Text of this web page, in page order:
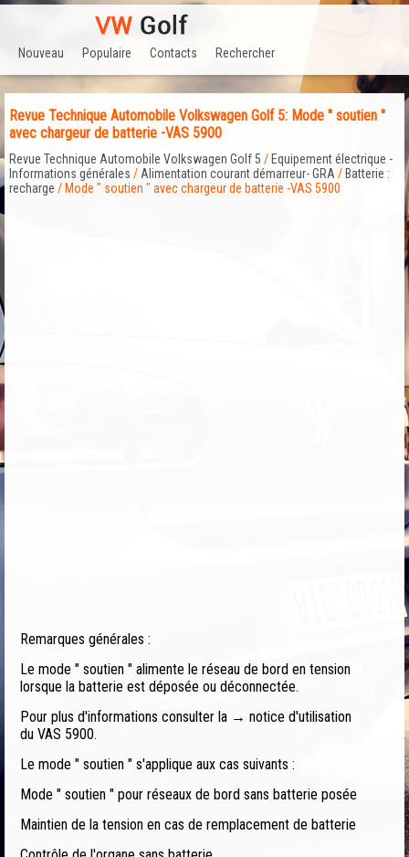
Nouveau Populaire Contacts Rechercher
Revue Technique Automobile Volkswagen Golf 5: Mode " soutien "
avec chargeur de batterie -VAS 5900
Revue Technique Automobile Volkswagen Golf 5 / Equipement électrique -
Informations générales /Alimentation courant démarreur- GRA/ Batterie :
recharge / Mode " soutien " avec chargeur de batterie -VAS 5900
Remarques générales :
Le mode " soutien " alimente le réseau de bord en tension
lorsque la batterie est déposée ou déconnectée.
Pour plus d'informations consulter la → notice d'utilisation
du VAS 5900.
Le mode " soutien " s'applique aux cas suivants :
Mode " soutien " pour réseaux de bord sans batterie posée
Maintien de la tension en cas de remplacement de batterie